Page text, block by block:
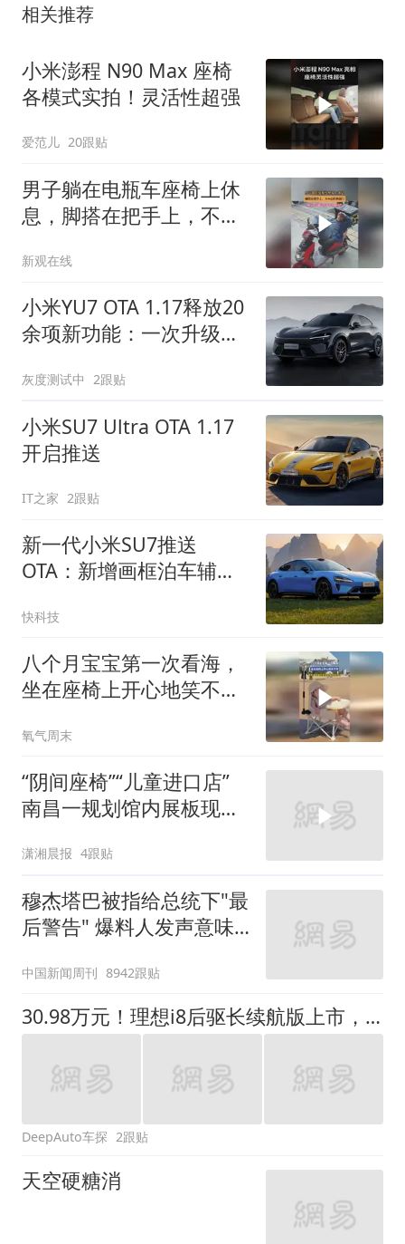
相关推荐
小米澎程 N90 Max 座椅
各模式实拍！灵活性超强
爱范儿 20跟贴
男子躺在电瓶车座椅上休
息，脚搭在把手上，不小
新观在线
小米YU7 OTA 1.17释放20
余项新功能：一次升级解
灰度测试中 2跟贴
小米SU7 Ultra OTA 1.17
开启推送
IT之家 2跟贴
新一代小米SU7推送
OTA：新增画框泊车辅助
快科技
八个月宝宝第一次看海，
坐在座椅上开心地笑不
有感染力了
氧气周末
“阴间座椅”“儿童进口店”
南昌一规划馆内展板现异
已撤掉
潇湘晨报 4跟贴
穆杰塔巴被指给总统下"最
后警告" 爆料人发声意味
中国新闻周刊 8942跟贴
30.98万元！理想i8后驱长续航版上市，砍掉前电机便宜3万，续航多了60公里
DeepAuto车探 2跟贴
天空硬糖消